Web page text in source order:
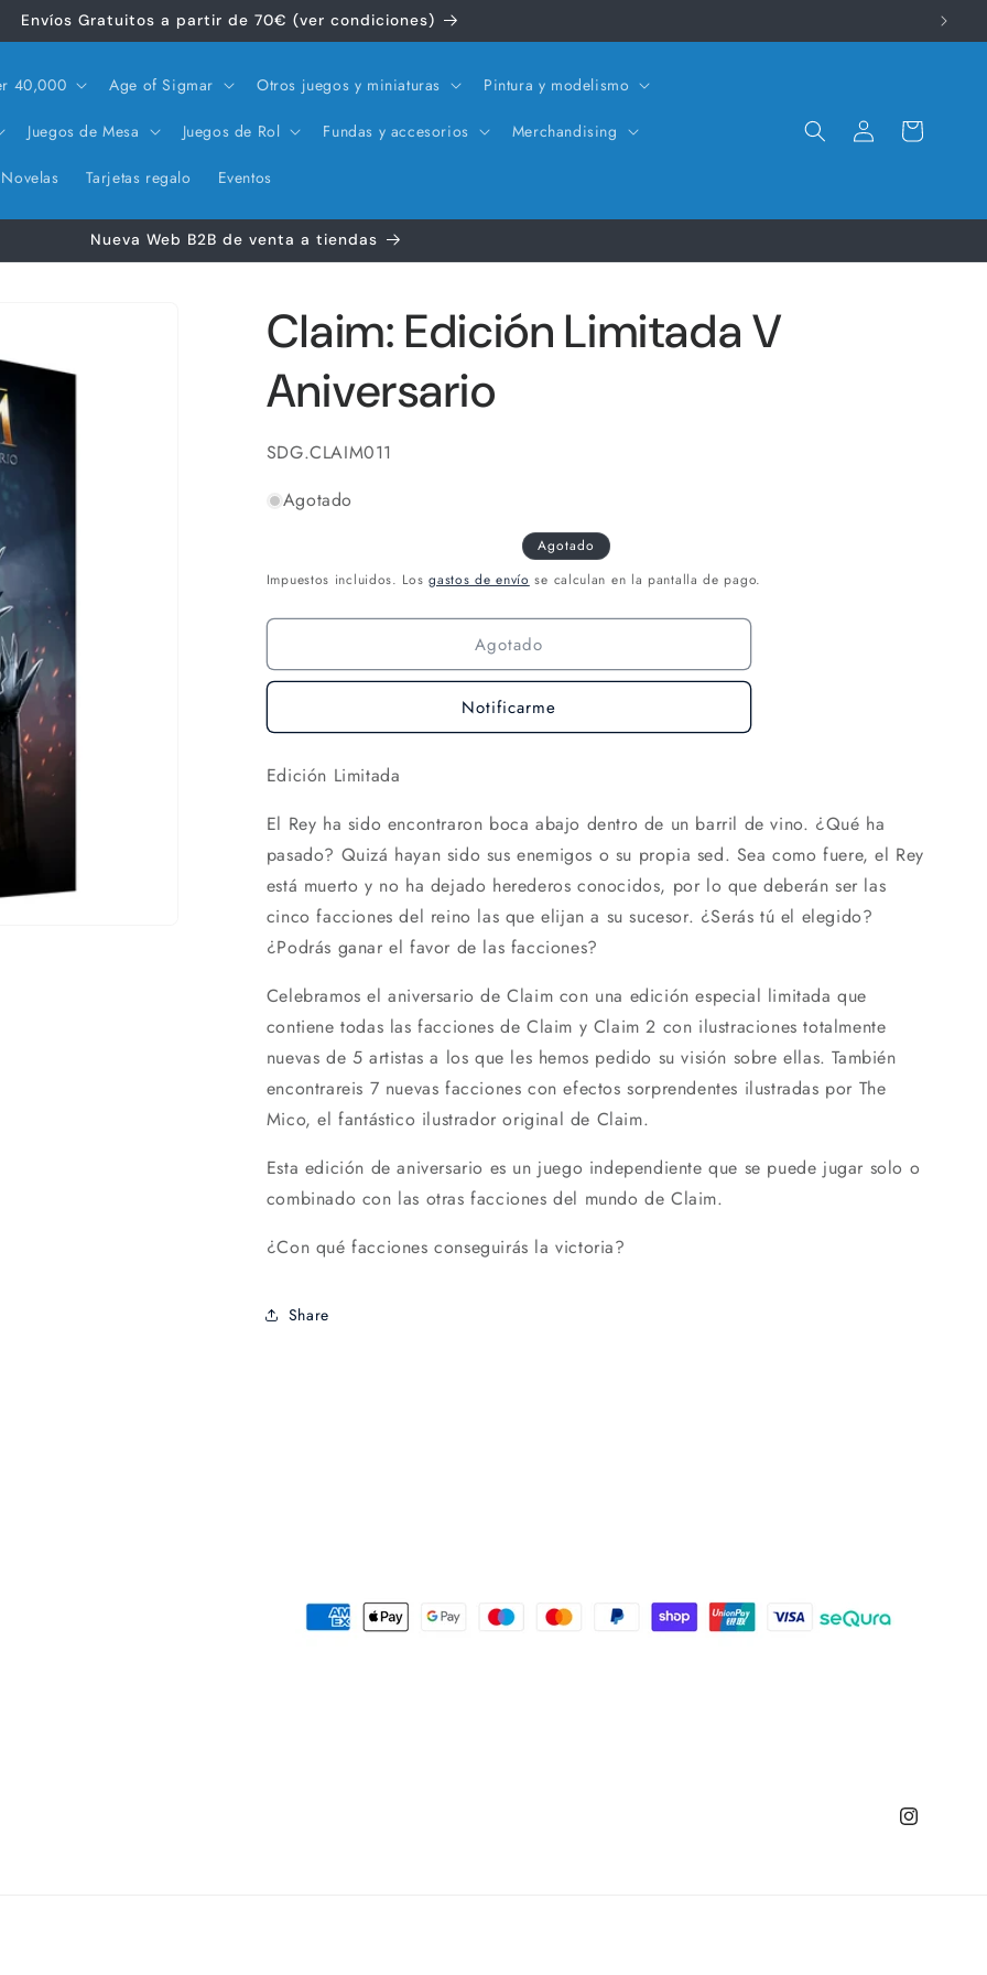
Envíos Gratuitos a partir de 70€ (ver condiciones)
40,000 Age of Sigmar Otros juegos y miniaturas Pintura y modelismo
Juegos de Mesa Juegos de Rol Fundas y accesorios Merchandising
Novelas Tarjetas regalo Eventos
Iniciar
sesión
Carrito
Nueva Web B2B de venta a tiendas
Claim: Edición Limitada V
Aniversario
SKU:
SDG.CLAIM011
Agotado
Agotado
Impuestos incluidos. Losgastos de envío se calculan en la pantalla de pago.
Agotado
Notificarme
Edición Limitada
El Rey ha sido encontraron boca abajo dentro de un barril de vino. ¿Qué ha
pasado? Quizá hayan sido sus enemigos o su propia sed. Sea como fuere, el Rey
está muerto y no ha dejado herederos conocidos, por lo que deberán ser las
cinco facciones del reino las que elijan a su sucesor. ¿Serás tú el elegido?
¿Podrás ganar el favor de las facciones?
Celebramos el aniversario de Claim con una edición especial limitada que
contiene todas las facciones de Claim y Claim 2 con ilustraciones totalmente
nuevas de 5 artistas a los que les hemos pedido su visión sobre ellas. También
encontrareis 7 nuevas facciones con efectos sorprendentes ilustradas por The
Mico, el fantástico ilustrador original de Claim.
Esta edición de aniversario es un juego independiente que se puede jugar solo o
combinado con las otras facciones del mundo de Claim.
¿Con qué facciones conseguirás la victoria?
Share
Instagram